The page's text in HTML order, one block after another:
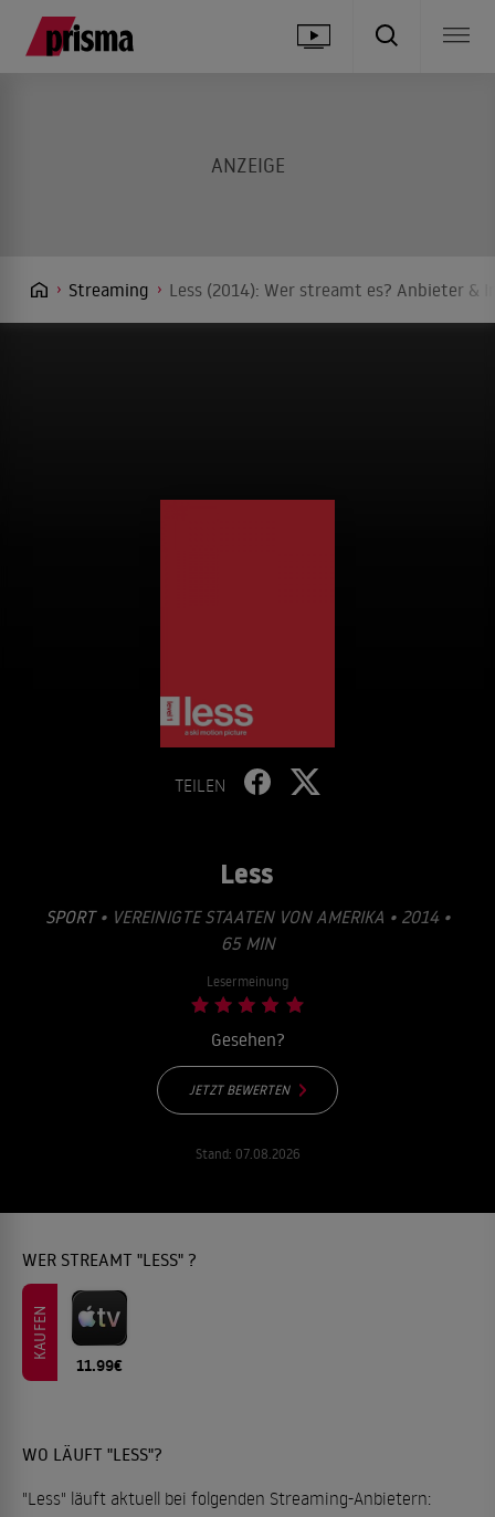
Streaming Less (2014): Wer streamt es? Anbieter &
TEILEN
Less
SPORT• VEREINIGTE STAATEN VON AMERIKA • 2014 •
65 MIN
Lesermeinung
Gesehen?
JETZT BEWERTEN
Stand: 07.08.2026
WER STREAMT "LESS" ?
KAUFEN
11.99€
WO LÄUFT "LESS"?
"Less" läuft aktuell bei folgenden Streaming-Anbietern: